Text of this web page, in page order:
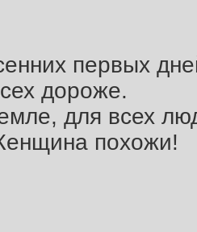
первых
дороже.
для всех
похожи!